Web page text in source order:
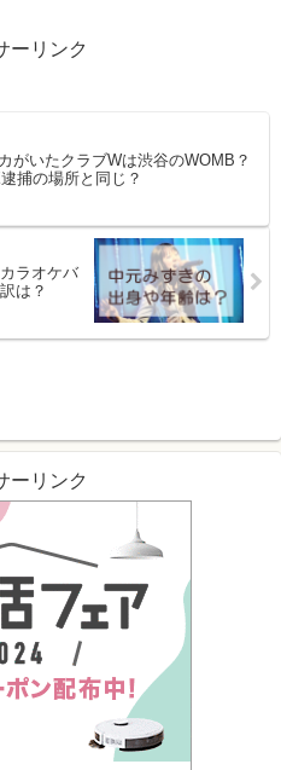
ーリンク
がいたクラブWは渋谷のWOMB？
捕の場所と同じ？
ラオケバ
は？
ーリンク